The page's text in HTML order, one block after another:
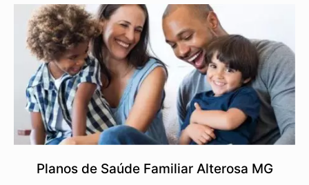
Planos de Saúde Familiar Alterosa MG